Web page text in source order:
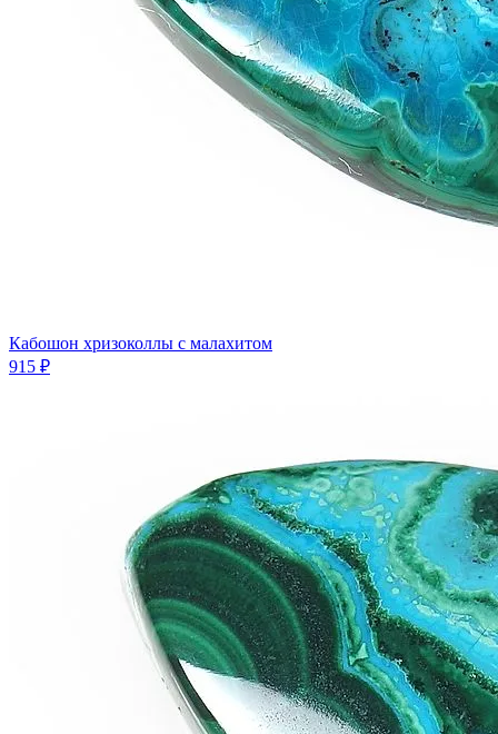
Кабошон хризоколлы с малахитом
915 ₽